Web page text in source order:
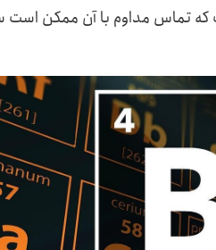
که تماس مداوم با آن ممکن است